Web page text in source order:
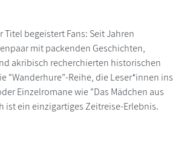
begeistert Fans: Seit Jahren
mit packenden Geschichten,
akribisch recherchierten historischen
“Wanderhure”-Reihe, die Leser*innen ins
Einzelromane wie “Das Mädchen aus
ist ein einzigartiges Zeitreise-Erlebnis.